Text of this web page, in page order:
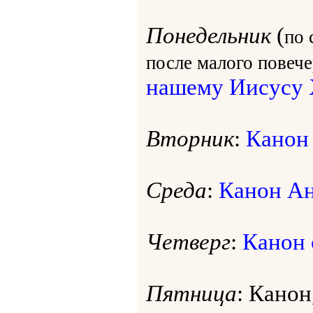
Понедельник(по
после малого
нашему Иисусу
Вторник: Канон
Среда: Канон
Четверг: Канон
Пятница: